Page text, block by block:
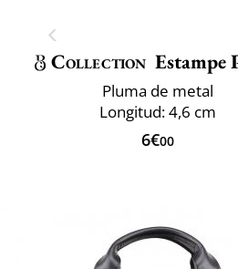
Collection Estampe
Pluma de metal
Longitud: 4,6 cm
6€00